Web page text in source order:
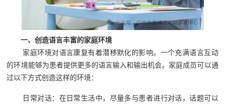
一、创造语言丰富的家庭环境
家庭环境对语言康复有着潜移默化的影响。一个充满语言互动
的环境能够为患者提供更多的语言输入和输出机会。家庭成员可以通
过以下方式创造这样的环境：
日常对话：在日常生活中，尽量多与患者进行对话，话题可以